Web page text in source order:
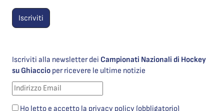
Iscriviti alla newsletter dei Campionati Nazionali di Hockey
su Ghiaccio per ricevere le ultime notizie
Ho letto e accetto la privacy policy (obbligatorio)